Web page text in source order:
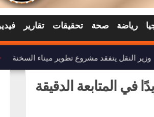
رياضة صحة تحقيقات تقارير
وزير النقل يتفقد مشروع تطوير ميناء السخنة ◈
المتابعة الدقيقة